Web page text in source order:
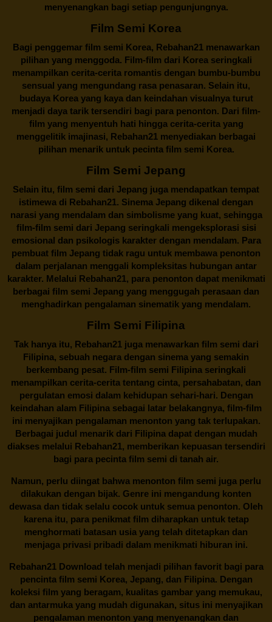
menyenangkan bagi setiap pengunjungnya.
Film Semi Korea
Bagi penggemar film semi Korea, Rebahan21menawarkan
pilihan yang menggoda. Film-film dari Korea seringkali
menampilkan cerita-cerita romantis dengan bumbu-bumbu
sensual yang mengundang rasa penasaran. Selain itu,
budaya Korea yang kaya dan keindahan visualnya turut
menjadi daya tarik tersendiri bagi para penonton. Dari film-
film yang menyentuh hati hingga cerita-cerita yang
menggelitik imajinasi, Rebahan21 menyediakan berbagai
pilihan menarik untuk pecinta film semi Korea.
Film Semi Jepang
Selain itu, film semi dari Jepang juga mendapatkan tempat
istimewa di Rebahan21. Sinema Jepang dikenal dengan
narasi yang mendalam dan simbolisme yang kuat, sehingga
film-film semi dari Jepang seringkali mengeksplorasi sisi
emosional dan psikologis karakter dengan mendalam. Para
pembuat film Jepang tidak ragu untuk membawa penonton
dalam perjalanan menggali kompleksitas hubungan antar
karakter. Melalui Rebahan21, para penonton dapat menikmati
berbagai film semi Jepang yang menggugah perasaan dan
menghadirkan pengalaman sinematik yang mendalam.
Film Semi Filipina
Tak hanya itu, Rebahan21juga menawarkan film semi dari
Filipina, sebuah negara dengan sinema yang semakin
berkembang pesat. Film-film semi Filipina seringkali
menampilkan cerita-cerita tentang cinta, persahabatan, dan
pergulatan emosi dalam kehidupan sehari-hari. Dengan
keindahan alam Filipina sebagai latar belakangnya, film-film
ini menyajikan pengalaman menonton yang tak terlupakan.
Berbagai judul menarik dari Filipina dapat dengan mudah
diakses melalui Rebahan21, memberikan kepuasan tersendiri
bagi para pecinta film semi di tanah air.
Namun, perlu diingat bahwa menonton film semi juga perlu
dilakukan dengan bijak. Genre ini mengandung konten
dewasa dan tidak selalu cocok untuk semua penonton. Oleh
karena itu, para penikmat film diharapkan untuk tetap
menghormati batasan usia yang telah ditetapkan dan
menjaga privasi pribadi dalam menikmati hiburan ini.
Rebahan21Download telah menjadi pilihan favorit bagi para
pencinta film semi Korea, Jepang, dan Filipina. Dengan
koleksi film yang beragam, kualitas gambar yang memukau,
dan antarmuka yang mudah digunakan, situs ini menyajikan
pengalaman menonton yang menyenangkan dan